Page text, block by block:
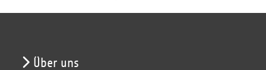
Über uns